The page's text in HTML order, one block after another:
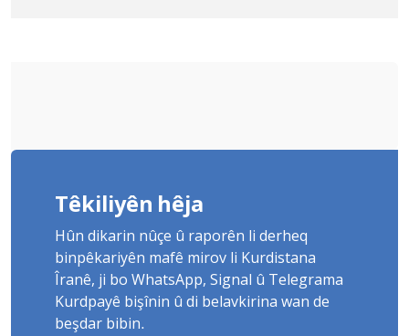
Têkiliyên hêja
Hûn dikarin nûçe û raporên li derheq
binpêkariyên mafê mirov li Kurdistana
Îranê, ji bo WhatsApp, Signal û Telegrama
Kurdpayê bişînin û di belavkirina wan de
beşdar bibin.